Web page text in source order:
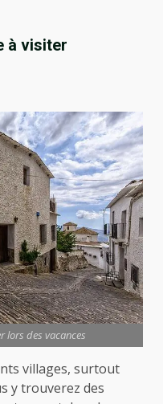
à visiter
lors des vacances
villages, surtout
y trouverez des